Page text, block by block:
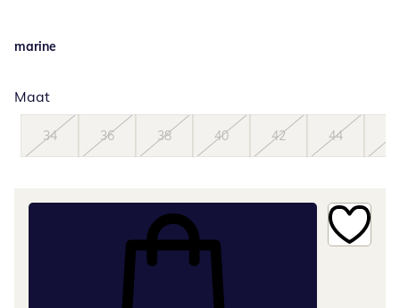
marine
Maat
34 36 38 40 42 44